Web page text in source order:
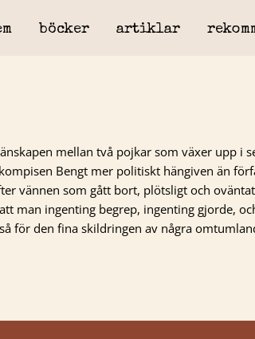
böcker artiklar
mellan två pojkar som växer upp i
Bengt mer politiskt hängiven än
vännen som gått bort, plötsligt och
man ingenting begrep, ingenting gjorde,
för den fina skildringen av några